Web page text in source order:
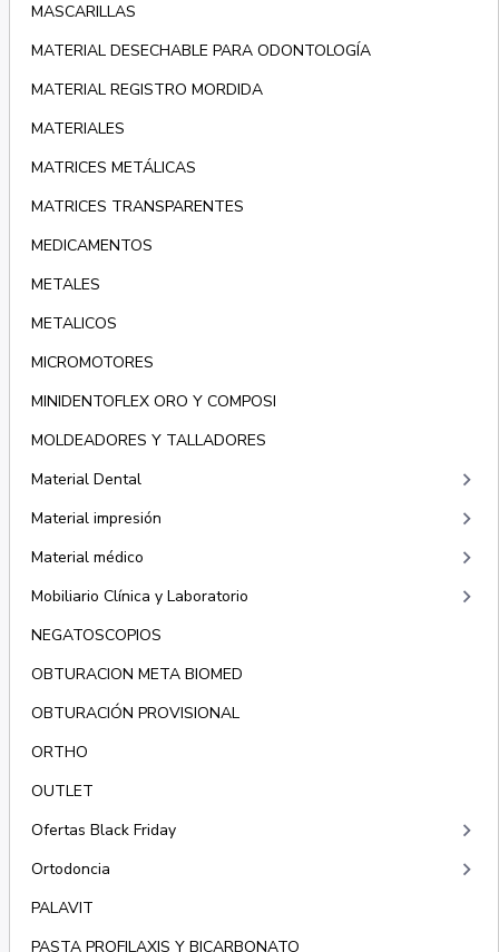
MASCARILLAS
MATERIAL DESECHABLE PARA ODONTOLOGÍA
MATERIAL REGISTRO MORDIDA
MATERIALES
MATRICES METÁLICAS
MATRICES TRANSPARENTES
MEDICAMENTOS
METALES
METALICOS
MICROMOTORES
MINIDENTOFLEX ORO Y COMPOSI
MOLDEADORES Y TALLADORES
Material Dental
keyboard_arrow_right
Material impresión keyboard_arrow_right
Material médico keyboard_arrow_right
Mobiliario Clínica y Laboratorio keyboard_arrow_right
NEGATOSCOPIOS
OBTURACION META BIOMED
OBTURACIÓN PROVISIONAL
ORTHO
OUTLET
Ofertas Black Friday
keyboard_arrow_right
Ortodoncia keyboard_arrow_right
PALAVIT
PASTA PROFILAXIS Y BICARBONATO